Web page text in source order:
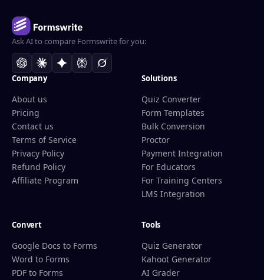
Ask AI to compare Formswrite for you:
Company
About us
Pricing
Contact us
Terms of Service
Privacy Policy
Refund Policy
Affiliate Program
Solutions
Quiz Converter
Form Templates
Bulk Conversion
Proctor
Payment Integration
For Educators
For Training Centers
LMS Integration
Convert
Google Docs to Forms
Word to Forms
PDF to Forms
Tools
Quiz Generator
Kahoot Generator
AI Grader